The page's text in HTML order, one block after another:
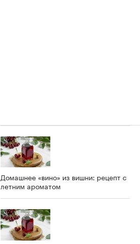
Домашнее «вино» из вишни: рецепт с
летним ароматом